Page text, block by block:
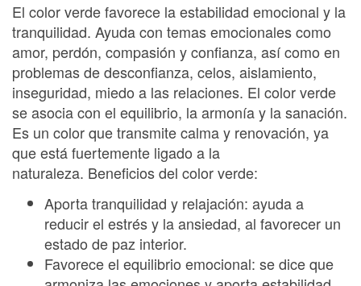
El color verde favorece la estabilidad emocional y la
tranquilidad. Ayuda con temas emocionales como
amor, perdón, compasión y confianza, así como en
problemas de desconfianza, celos, aislamiento,
inseguridad, miedo a las relaciones. El color verde
se asocia con el equilibrio, la armonía y la sanación.
Es un color que transmite calma y renovación, ya
que está fuertemente ligado a la
naturaleza. Beneficios del color verde:
Aporta tranquilidad y relajación: ayuda a
reducir el estrés y la ansiedad, al favorecer un
estado de paz interior.
Favorece el equilibrio emocional: se dice que